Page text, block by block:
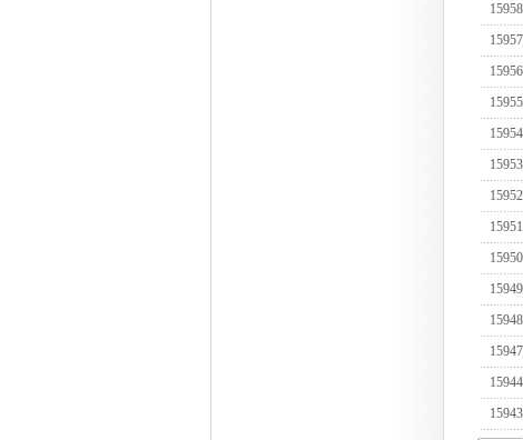
15958
15957
15956
15955
15954
15953
15952
15951
15950
15949
15948
15947
15944
15943